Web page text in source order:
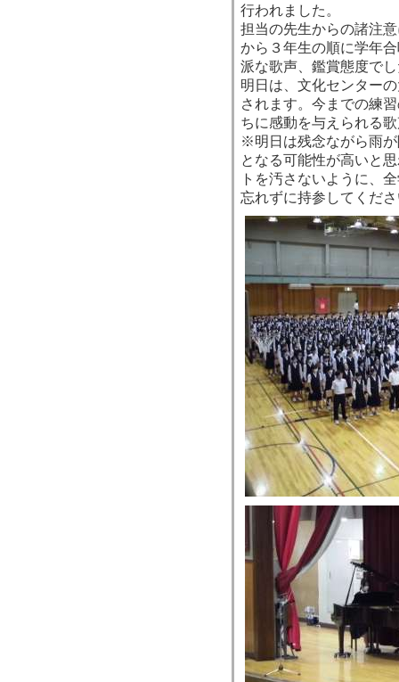
行われました。
担当の先生からの諸注
から３年生の順に学年
派な歌声、鑑賞態度で
明日は、文化センター
されます。今までの練
ちに感動を与えられる
※明日は残念ながら雨
となる可能性が高いと
トを汚さないように、
忘れずに持参してくだ